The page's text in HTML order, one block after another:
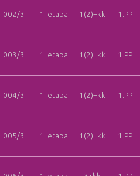
002/3 1. etapa 1(2)+kk 1.PP
003/3 1. etapa 1(2)+kk 1.PP
004/3 1. etapa 1(2)+kk 1.PP
005/3 1. etapa 1(2)+kk 1.PP